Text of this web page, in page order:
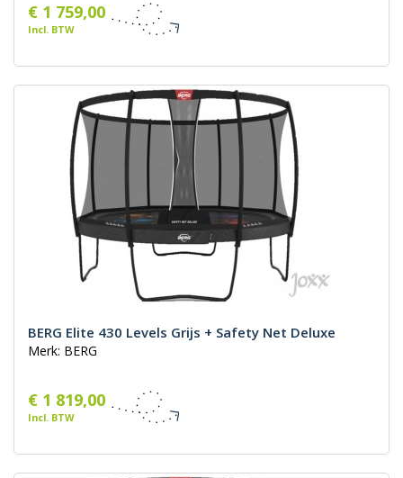
€ 1 759,00
Incl. BTW
BERG Elite 430 Levels Grijs + Safety Net Deluxe
Merk: BERG
€ 1 819,00
Incl. BTW